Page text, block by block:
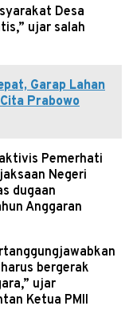
Desa
ujar salah
Garap Lahan
Prabowo
Pemerhati
Negeri
dugaan
Anggaran
bergerak
ujar
Ketua PMII